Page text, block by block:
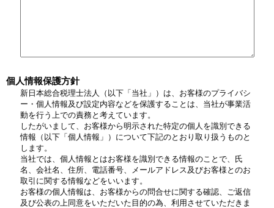
個人情報保護方針
新⽇本総合税理⼠法⼈（以下「当社」）は、お客様のプライバシ
ー・個人情報及び設定内容などを保護することは、当社が事業活
動を行う上での責務と考えています。
したがいまして、お客様から明示された特定の個人を識別できる
情報（以下「個人情報」）について下記のとおり取り扱うものと
します。
当社では、個人情報とはお客様を識別できる情報のことで、氏
名、会社名、住所、電話番号、メールアドレス及びお客様とのお
取引に関する情報などをいいます。
お客様の個人情報は、お客様からの問合せに関する確認、ご返信
及び公表の上同意をいただいた目的の為、利用させていただきま